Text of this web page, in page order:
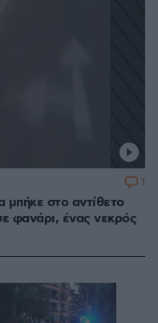
μπήκε στο αντίθετο
φανάρι, ένας νεκρός
1